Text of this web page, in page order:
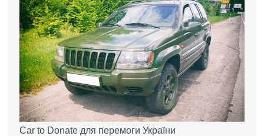
Car to Donate для перемоги України